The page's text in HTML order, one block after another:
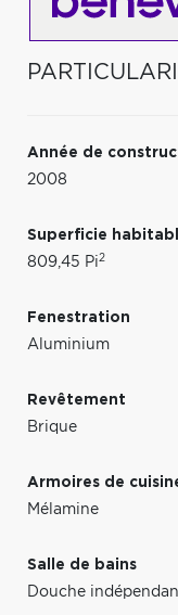
Année de
2008
Superficie
809,45 Pi2
Fenestration
Aluminium
Revêtement
Brique
Armoires de
Mélamine
Salle de bains
Douche